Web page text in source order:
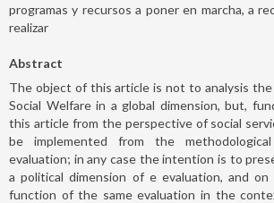
programas y recursos a poner en marcha, a
realizar
Abstract
The object of this article is not to analysis
Social Welfare in a global dimension, but,
this article from the perspective of social
be implemented from the
evaluation; in any case the intention is to
a political dimension of e evaluation, and
function of the same evaluation in the